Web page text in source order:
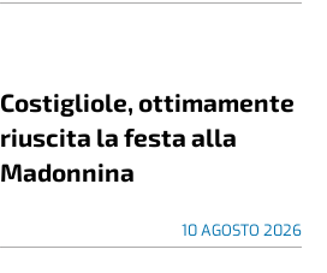
Costigliole, ottimamente
riuscita la festa alla
Madonnina
10 AGOSTO 2026